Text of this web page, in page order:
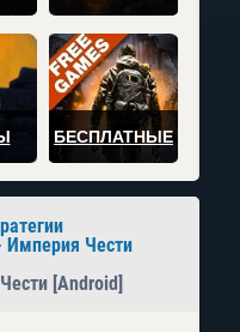
БЕСПЛАТНЫЕ
Чести
[Android]